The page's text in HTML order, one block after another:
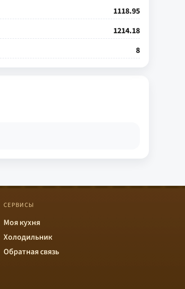
1118.95
1214.18
8
СЕРВИСЫ
Моя кухня
Холодильник
Обратная связь